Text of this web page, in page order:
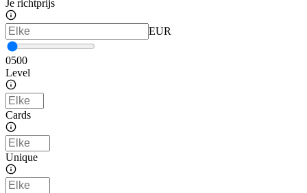
Je richtprijs
EUR
0500
Level
Cards
Unique